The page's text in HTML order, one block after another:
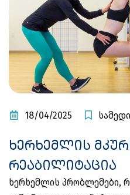
18/04/2025
ხერხემლის
რეაბილიტაცია
ხერხემლის პრობლემები,